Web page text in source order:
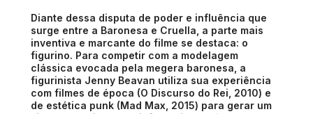
Diante dessa disputa de poder e influência que
surge entre a Baronesa e Cruella, a parte mais
inventiva e marcante do filme se destaca: o
figurino. Para competir com a modelagem
clássica evocada pela megera baronesa, a
figurinista Jenny Beavan utiliza sua experiência
com filmes de época (O Discurso do Rei, 2010) e
de estética punk (Mad Max, 2015) para gerar um